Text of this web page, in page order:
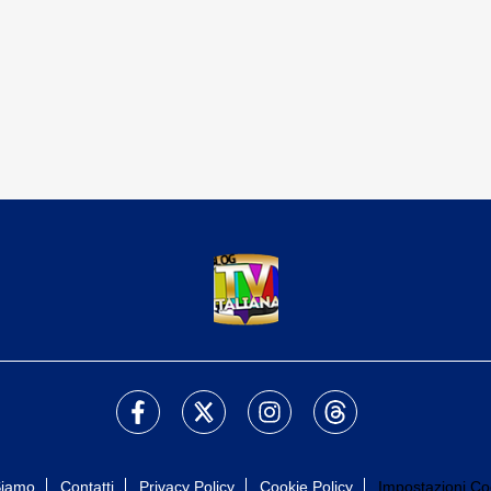
Contatti Privacy Policy Cookie Policy Impostazioni